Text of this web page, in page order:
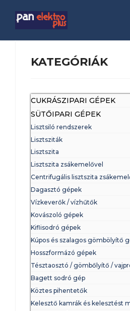
KATEGÓRIÁK
CUKRÁSZIPARI GÉPEK
SÜTŐIPARI GÉPEK
Lisztsiló rendszerek
Lisztsziták
Lisztszita
Lisztszita zsákemelővel
Centrifugális lisztszita
Dagasztó gépek
Vízkeverők / vízhűtők
Kovászoló gépek
Kiflisodró gépek
Kúpos és szalagos gömbölyítő
Hosszformázó gépek
Tésztaosztó / gömbőlyítő /
Bagett sodró gép
Köztes pihentetők
Kelesztő kamrák és kelesztést